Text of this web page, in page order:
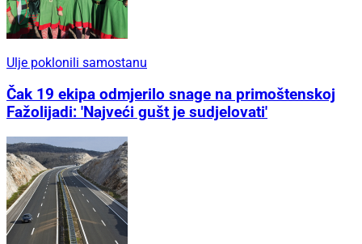
Ulje poklonili samostanu
Čak 19 ekipa odmjerilo snage na primoštenskoj
Fažolijadi: 'Najveći gušt je sudjelovati'